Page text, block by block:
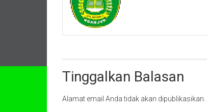
Tinggalkan Balasan
Alamat email Anda tidak akan dipublikasikan.